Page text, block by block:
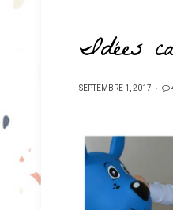
Idées
PUBLIÉ
SEPTEMBRE 1, 2017